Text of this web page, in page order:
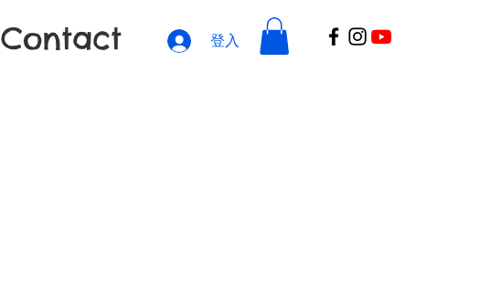
Contact 登入